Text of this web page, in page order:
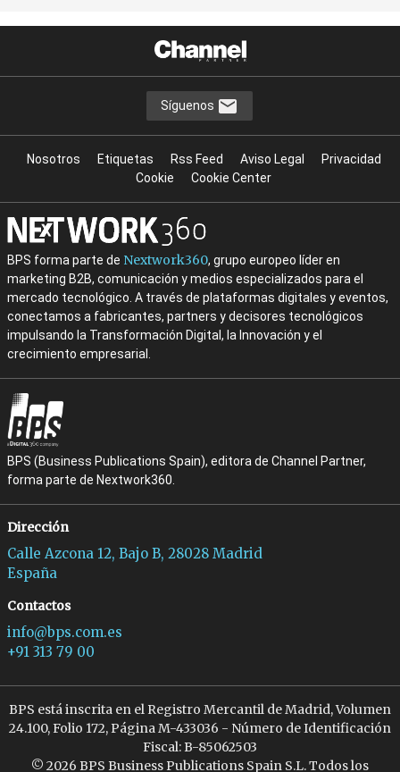
Síguenos
Nosotros Etiquetas Rss Feed Aviso Legal
Privacidad
Cookie
Cookie Center
BPS forma parte de Nextwork360, grupo europeo líder en
marketing B2B, comunicación y medios especializados para el
mercado tecnológico. A través de plataformas digitales y eventos,
conectamos a fabricantes, partners y decisores tecnológicos
impulsando la Transformación Digital, la Innovación y el
crecimiento empresarial.
BPS (Business Publications Spain), editora de Channel Partner,
forma parte de Nextwork360.
Dirección
Calle Azcona 12, Bajo B, 28028 Madrid
España
Contactos
info@bps.com.es
+91 313 79 00
BPS está inscrita en el Registro Mercantil de Madrid, Volumen
24.100, Folio 172, Página M-433036 - Número de Identificación
Fiscal: B-85062503
© 2026 BPS Business Publications Spain S.L. Todos los